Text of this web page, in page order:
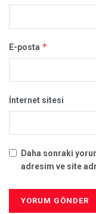
E-posta *
İnternet sitesi
Daha sonraki
adresim ve site